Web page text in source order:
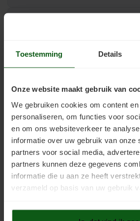
Toestemming Details
Onze website maakt gebruik van
We gebruiken cookies om content
personaliseren, om functies voor
en om ons websiteverkeer te
informatie over uw gebruik van onze
partners voor social media,
partners kunnen deze gegevens
informatie die u aan ze heeft
verzameld op basis van uw gebruik
Download
Aanbieding
Service
Vloersoorten
Anhydrietvloer verven Bakstenenvloer